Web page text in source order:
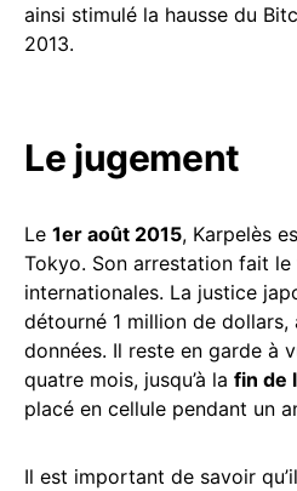
ainsi stimulé la hausse du
2013.
Le jugement
Le 1er août 2015, Karpelès
Tokyo. Son arrestation fait
internationales. La justice
détourné 1 million de
données. Il reste en garde à
quatre mois, jusqu’à la fin de
placé en cellule pendant un
Il est important de savoir